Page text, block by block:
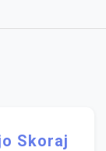
Skoraj